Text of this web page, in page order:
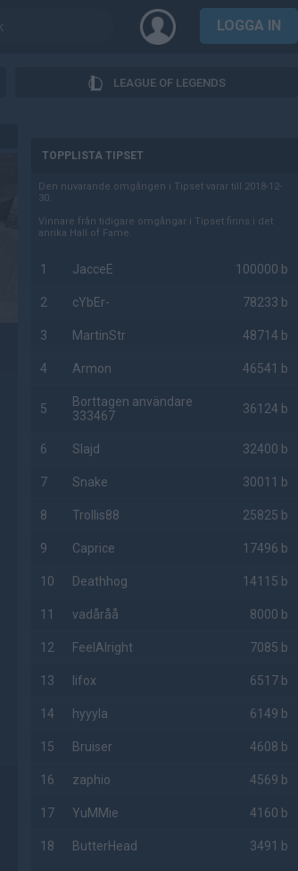
LOGGA IN
LEAGUE OF LEGENDS
TOPPLISTA TIPSET
Den nuvarande omgången i Tipset varar till 2018-12-
30.
Vinnare från tidigare omgångar i Tipset finns i det
anrika Hall of Fame.
1 JacceE 100000 b
2 cYbEr- 78233 b
3 MartinStr 48714 b
4 Armon 46541 b
5
Borttagen användare
333467
36124 b
6 Slajd 32400 b
7 Snake 30011 b
8 Trollis88 25825 b
9 Caprice 17496 b
10 Deathhog 14115 b
11 vadåråå 8000 b
12 FeelAlright 7085 b
13 lifox 6517 b
14 hyyyla 6149 b
15 Bruiser 4608 b
16 zaphio 4569 b
17 YuMMie 4160 b
18 ButterHead 3491 b